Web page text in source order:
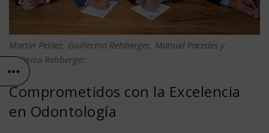
Martín Peláez, Guillermo Rehberger, Manuel Paredes y
Federico Rehberger.
Comprometidos con la Excelencia
en Odontología